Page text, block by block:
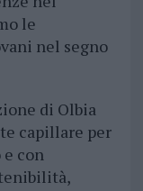
le
nel segno
di Olbia
capillare per
con